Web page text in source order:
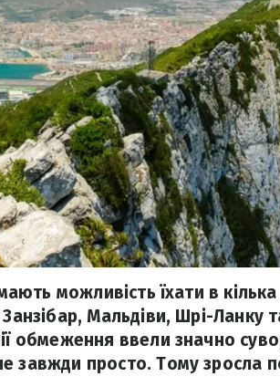
можливість їхати в
Мальдіви, Шрі-Ланку
обмеження ввели значно
завжди просто. Тому зросла